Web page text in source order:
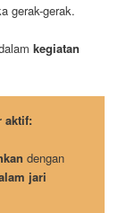
gerak-gerak.
kegiatan
aktif:
dengan
jari